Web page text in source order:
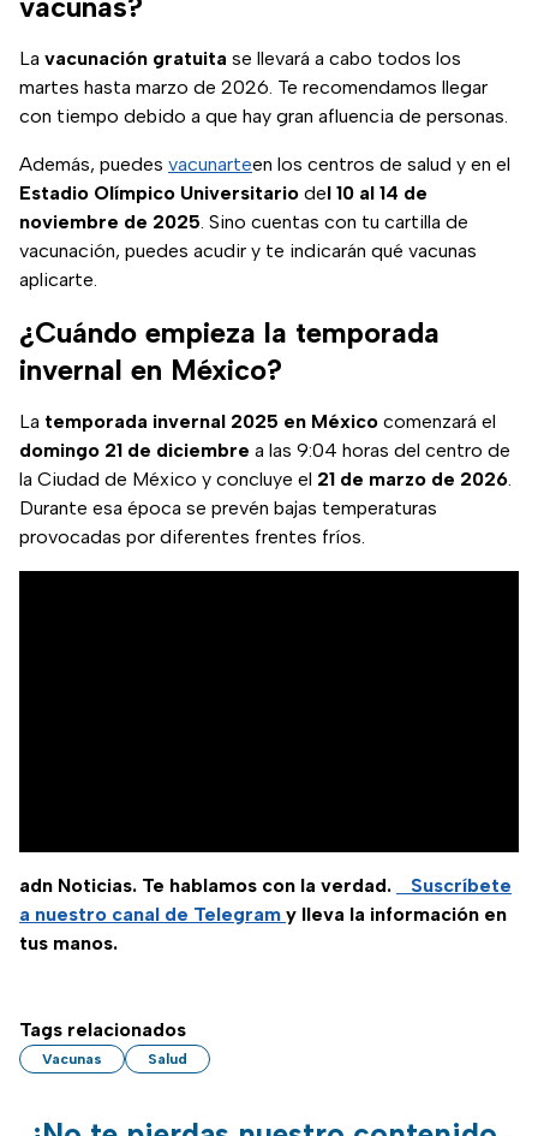
La vacunación gratuita se llevará a cabo todos los
martes hasta marzo de 2026. Te recomendamos llegar
con tiempo debido a que hay gran afluencia de personas.
Además, puedes vacunarteen los centros de salud y en el
Estadio Olímpico Universitario del 10 al 14 de
noviembre de 2025. Sino cuentas con tu cartilla de
vacunación, puedes acudir y te indicarán qué vacunas
aplicarte.
¿Cuándo empieza la temporada
invernal en México?
La temporada invernal 2025 en México comenzará el
domingo 21 de diciembre a las 9:04 horas del centro de
la Ciudad de México y concluye el 21 de marzo de 2026.
Durante esa época se prevén bajas temperaturas
provocadas por diferentes frentes fríos.
adn Noticias. Te hablamos con la verdad.
Suscríbete
a nuestro canal de Telegram y lleva la información en
tus manos.
Tags relacionados
Vacunas Salud